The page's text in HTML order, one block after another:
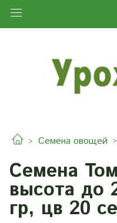
Семена овощей
Семена
высота до
гр, цв 20